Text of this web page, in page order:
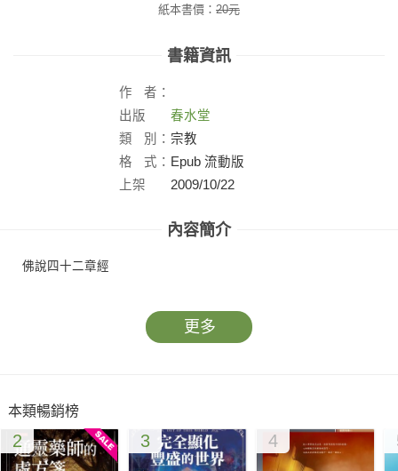
紙本書價： 20元
書籍資訊
作
者：
出版
社：
春水堂
類
別： 宗教
格
式： Epub 流動版
上架
2009/10/22
內容簡介
佛說四十二章經
更多
本類暢銷榜
2 3 4